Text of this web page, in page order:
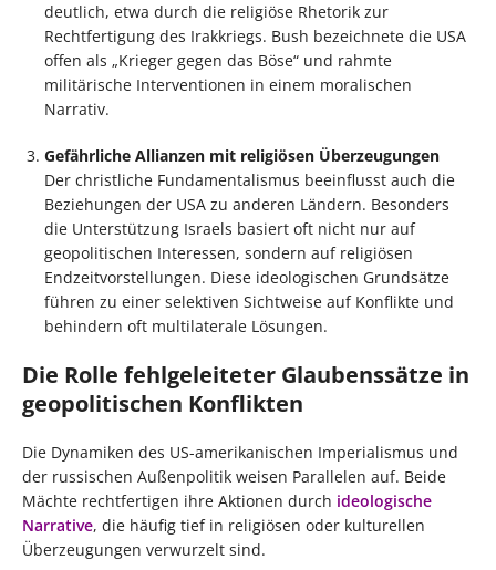
deutlich, etwa durch die religiöse Rhetorik zur
Rechtfertigung des Irakkriegs. Bush bezeichnete die USA
offen als „Krieger gegen das Böse“ und rahmte
militärische Interventionen in einem moralischen
Narrativ.
Gefährliche Allianzen mit religiösen Überzeugungen
Der christliche Fundamentalismus beeinflusst auch die
Beziehungen der USA zu anderen Ländern. Besonders
die Unterstützung Israels basiert oft nicht nur auf
geopolitischen Interessen, sondern auf religiösen
Endzeitvorstellungen. Diese ideologischen Grundsätze
führen zu einer selektiven Sichtweise auf Konflikte und
behindern oft multilaterale Lösungen.
Die Rolle fehlgeleiteter Glaubenssätze in
geopolitischen Konflikten
Die Dynamiken des US-amerikanischen Imperialismus und
der russischen Außenpolitik weisen Parallelen auf. Beide
Mächte rechtfertigen ihre Aktionen durch ideologische
Narrative, die häufig tief in religiösen oder kulturellen
Überzeugungen verwurzelt sind.